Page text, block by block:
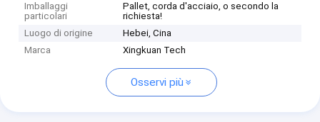
Imballaggi
particolari
Pallet, corda d'acciaio, o secondo la
richiesta!
Luogo di origine
Hebei, Cina
Marca
Xingkuan Tech
Osservi più